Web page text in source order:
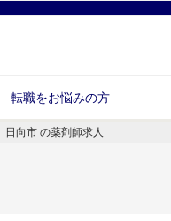
転職をお悩みの方
日向市 の薬剤師求人